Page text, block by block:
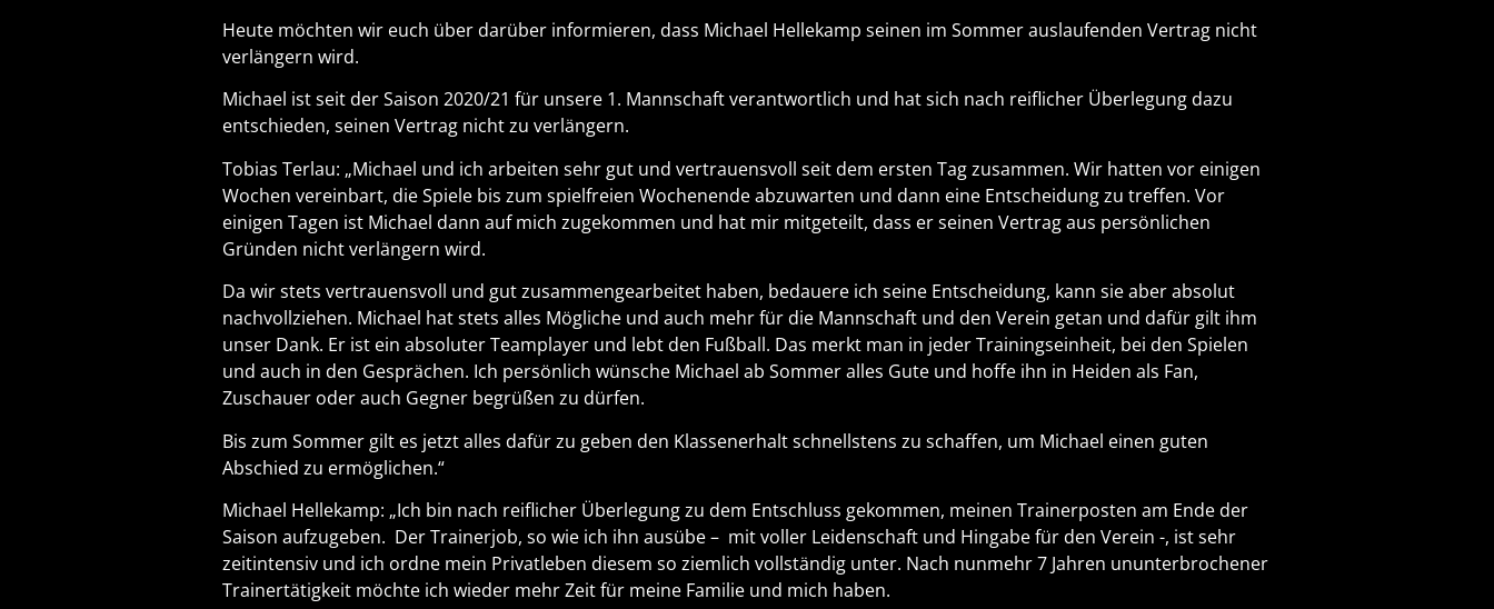
Heute möchten wir euch über darüber informieren, dass Michael Hellekamp seinen im Sommer auslaufenden Vertrag nicht
verlängern wird.
Michael ist seit der Saison 2020/21 für unsere 1. Mannschaft verantwortlich und hat sich nach reiflicher Überlegung dazu
entschieden, seinen Vertrag nicht zu verlängern.
Tobias Terlau: „Michael und ich arbeiten sehr gut und vertrauensvoll seit dem ersten Tag zusammen. Wir hatten vor einigen
Wochen vereinbart, die Spiele bis zum spielfreien Wochenende abzuwarten und dann eine Entscheidung zu treffen. Vor
einigen Tagen ist Michael dann auf mich zugekommen und hat mir mitgeteilt, dass er seinen Vertrag aus persönlichen
Gründen nicht verlängern wird.
Da wir stets vertrauensvoll und gut zusammengearbeitet haben, bedauere ich seine Entscheidung, kann sie aber absolut
nachvollziehen. Michael hat stets alles Mögliche und auch mehr für die Mannschaft und den Verein getan und dafür gilt ihm
unser Dank. Er ist ein absoluter Teamplayer und lebt den Fußball. Das merkt man in jeder Trainingseinheit, bei den Spielen
und auch in den Gesprächen. Ich persönlich wünsche Michael ab Sommer alles Gute und hoffe ihn in Heiden als Fan,
Zuschauer oder auch Gegner begrüßen zu dürfen.
Bis zum Sommer gilt es jetzt alles dafür zu geben den Klassenerhalt schnellstens zu schaffen, um Michael einen guten
Abschied zu ermöglichen.“
Michael Hellekamp: „Ich bin nach reiflicher Überlegung zu dem Entschluss gekommen, meinen Trainerposten am Ende der
Saison aufzugeben. Der Trainerjob, so wie ich ihn ausübe – mit voller Leidenschaft und Hingabe für den Verein -, ist sehr
zeitintensiv und ich ordne mein Privatleben diesem so ziemlich vollständig unter. Nach nunmehr 7 Jahren ununterbrochener
Trainertätigkeit möchte ich wieder mehr Zeit für meine Familie und mich haben.